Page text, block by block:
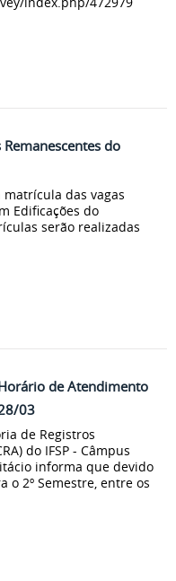
do
matrícula das vagas
Edificações do
serão realizadas
de Atendimento
03
de Registros
do IFSP - Câmpus
informa que devido
o 2º Semestre, entre os